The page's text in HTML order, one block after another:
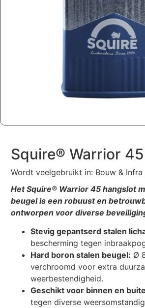
Squire® Warrior
Wordt veelgebruikt in: Bouw & Infra
Het Squire® Warrior 45 hangslot
beugel is een robuust en
ontworpen voor diverse
Stevig gepantserd stalen
bescherming tegen
Hard boron stalen beugel: Ø
verchroomd voor extra
weerbestendigheid.
Geschikt voor binnen en
tegen diverse